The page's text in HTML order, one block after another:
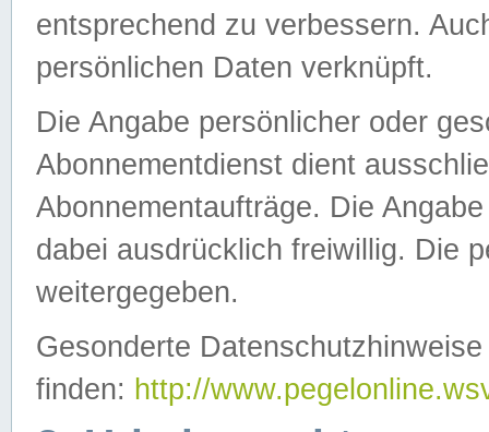
entsprechend zu verbessern.
persönlichen Daten verknüpft.
Die Angabe persönlicher oder
Abonnementdienst dient
Abonnementaufträge. Die
dabei ausdrücklich freiwillig. Die
weitergegeben.
Gesonderte
finden: http://